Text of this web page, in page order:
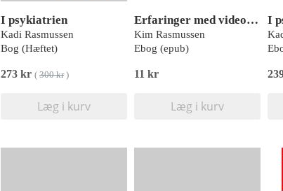
I psykiatrien
Kadi Rasmussen
Bog (Hæftet)
273 kr ( 300 kr)
Læg i kurv
Erfaringer med videobaseret feltarbejde i daginstitutionen
Kim Rasmussen
Ebog (epub)
11 kr
Læg i kurv
I